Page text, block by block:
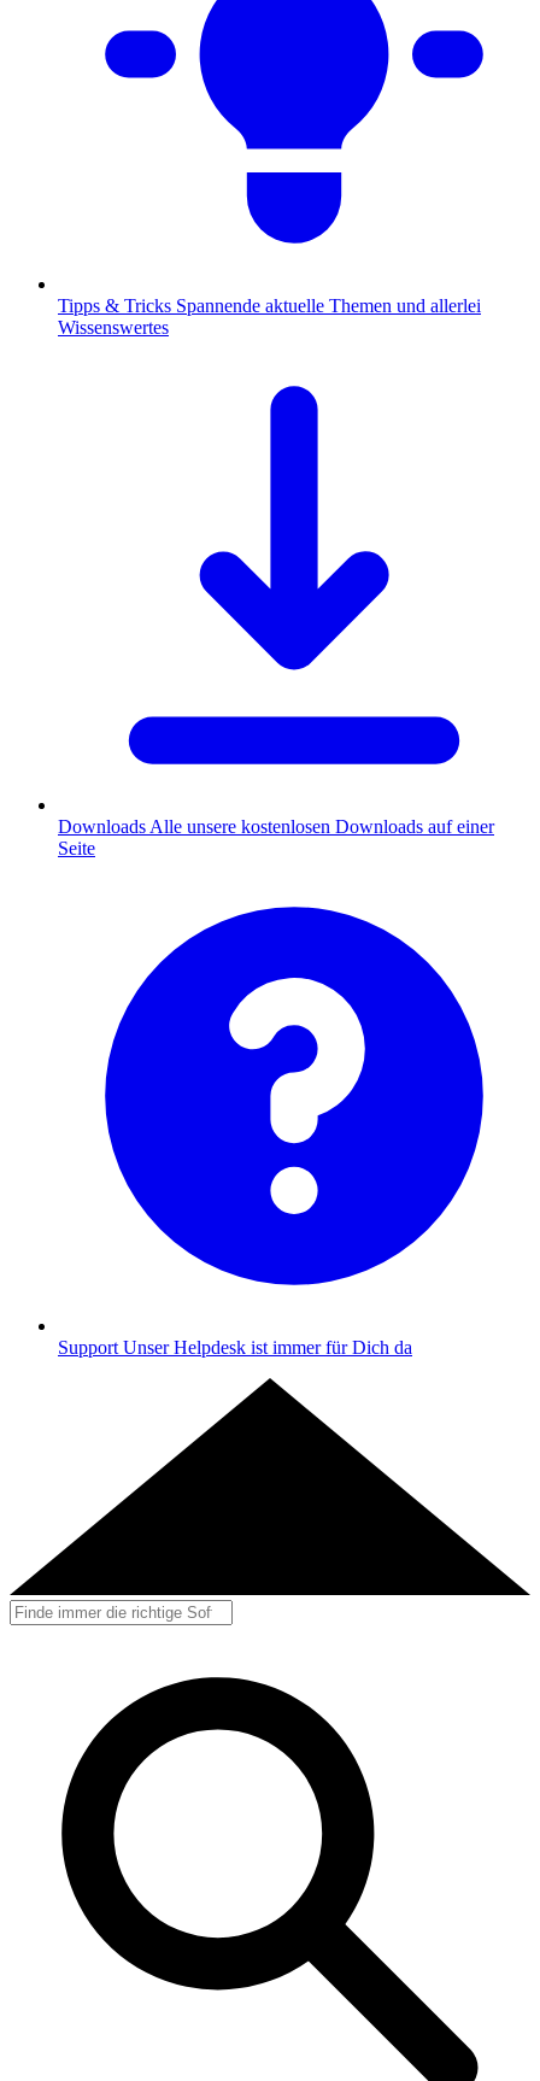
Tipps & Tricks Spannende aktuelle Themen und allerlei
Wissenswertes
Downloads Alle unsere kostenlosen Downloads auf einer
Seite
Support Unser Helpdesk ist immer für Dich da